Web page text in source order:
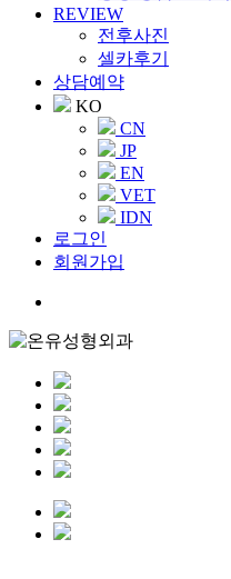
REVIEW
전후사진
셀카후기
상담예약
KO
CN
JP
EN
VET
IDN
로그인
회원가입